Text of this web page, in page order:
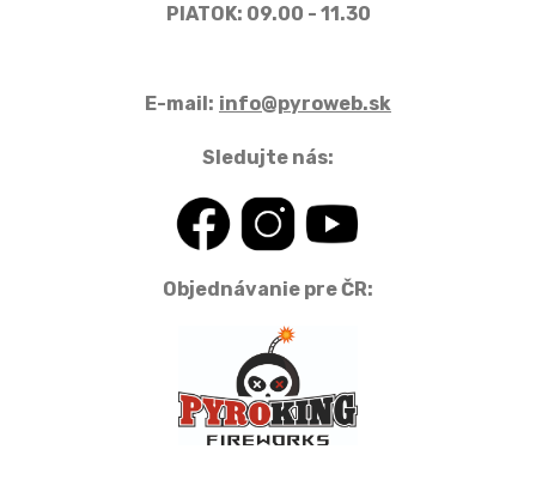
PIATOK: 09.00 - 11.30
E-mail: info@pyroweb.sk
Sledujte nás:
Objednávanie pre ČR: